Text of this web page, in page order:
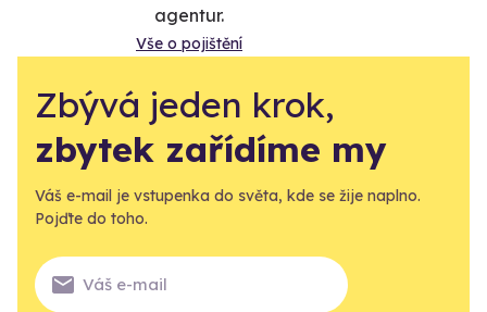
agentur.
Vše o pojištění
Zbývá jeden krok,
zbytek zařídíme my
Váš e-mail je vstupenka do světa, kde se žije naplno.
Pojďte do toho.